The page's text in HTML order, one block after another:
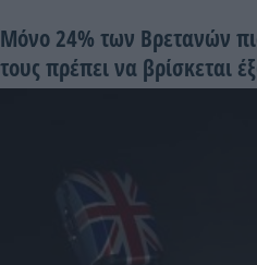
Μόνο 24% των Βρετανών
τους πρέπει να βρίσκεται